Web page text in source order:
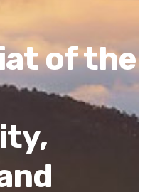
of the